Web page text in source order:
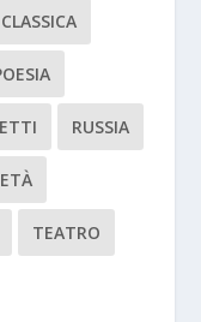
RUSSIA
TEATRO